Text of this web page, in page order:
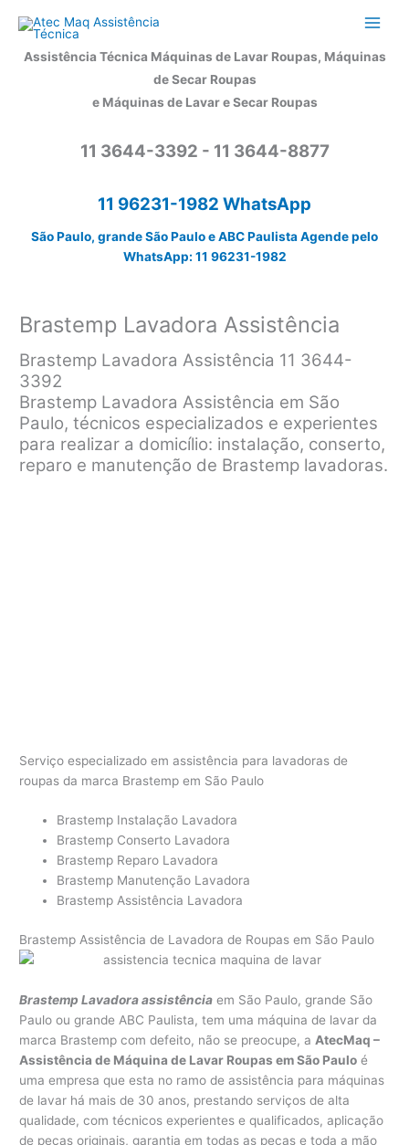
para
Assistência Técnica Máquinas de Lavar Roupas, Máquinas
de Secar Roupas
e Máquinas de Lavar e Secar Roupas
11 3644-3392 - 11 3644-8877
11 96231-1982 WhatsApp
São Paulo, grande São Paulo e ABC Paulista Agende pelo
WhatsApp: 11 96231-1982
Brastemp Lavadora Assistência
Brastemp Lavadora Assistência 11 3644-
3392
Brastemp Lavadora Assistência em São
Paulo, técnicos especializados e experientes
para realizar a domicílio: instalação, conserto,
reparo e manutenção de Brastemp lavadoras.
Serviço especializado em assistência para lavadoras de
roupas da marca Brastemp em São Paulo
Brastemp Instalação Lavadora
Brastemp Conserto Lavadora
Brastemp Reparo Lavadora
Brastemp Manutenção Lavadora
Brastemp Assistência Lavadora
Brastemp Assistência de Lavadora de Roupas em São Paulo
Brastemp Lavadora assistência em São Paulo, grande São
Paulo ou grande ABC Paulista, tem uma máquina de lavar da
marca Brastemp com defeito, não se preocupe, a AtecMaq –
Assistência de Máquina de Lavar Roupas em São Paulo é
uma empresa que esta no ramo de assistência para máquinas
de lavar há mais de 30 anos, prestando serviços de alta
qualidade, com técnicos experientes e qualificados, aplicação
de peças originais, garantia em todas as peças e toda a mão